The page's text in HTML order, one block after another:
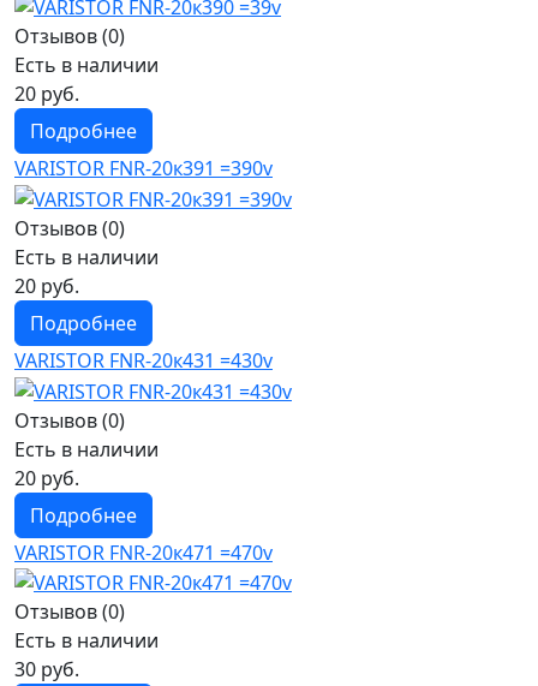
Отзывов (0)
Есть в наличии
20 руб.
Подробнее
VARISTOR FNR-20к391 =390v
Отзывов (0)
Есть в наличии
20 руб.
Подробнее
VARISTOR FNR-20к431 =430v
Отзывов (0)
Есть в наличии
20 руб.
Подробнее
VARISTOR FNR-20к471 =470v
Отзывов (0)
Есть в наличии
30 руб.